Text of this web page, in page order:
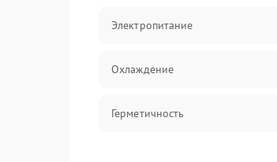
Электропитание
Охлаждение
Герметичность